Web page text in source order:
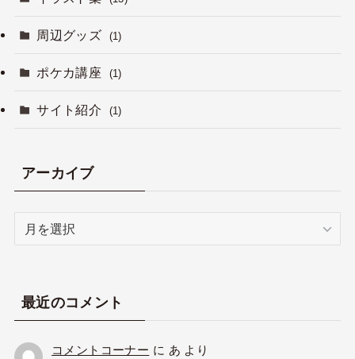
周辺グッズ (1)
ポケカ講座 (1)
サイト紹介 (1)
アーカイブ
ブ
最近のコメント
コメントコーナー に あ より